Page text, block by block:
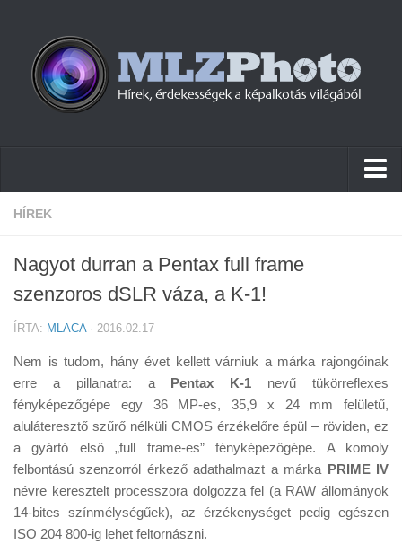
Hírek
Cikkek
Tanácsok
Érdekességek
Helyszíni Riport
E-BB
HÍREK
Nagyot durran a Pentax full frame
szenzoros dSLR váza, a K-1!
ÍRTA: MLACA· 2016.02.17
Nem is tudom, hány évet kellett várniuk a márka rajongóinak
erre a pillanatra: a Pentax K-1 nevű tükörreflexes
fényképezőgépe egy 36 MP-es, 35,9 x 24 mm felületű,
aluláteresztő szűrő nélküli CMOS érzékelőre épül – röviden, ez
a gyártó első „full frame-es” fényképezőgépe. A komoly
felbontású szenzorról érkező adathalmazt a márka PRIME IV
névre keresztelt processzora dolgozza fel (a RAW állományok
14-bites színmélységűek), az érzékenységet pedig egészen
ISO 204 800-ig lehet feltornászni.